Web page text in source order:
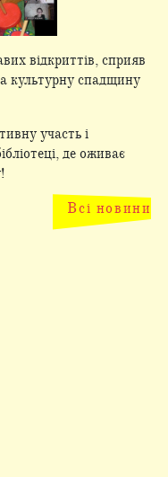
відкриттів, сприяв
культурну спадщину
участь і
де оживає
Всі новини